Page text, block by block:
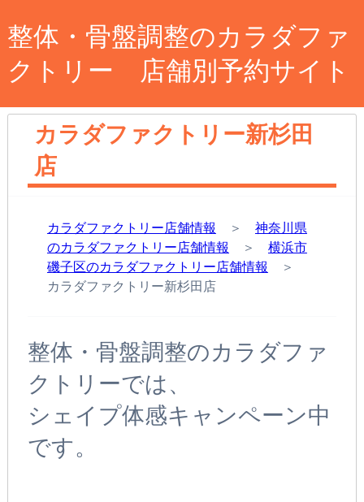
整体・骨盤調整のカラダファ
クトリー 店舗別予約サイト
カラダファクトリー新杉田
店
カラダファクトリー店舗情報 ＞ 神奈川県
のカラダファクトリー店舗情報
＞ 横浜市
磯子区のカラダファクトリー店舗情報
＞
カラダファクトリー新杉田店
整体・骨盤調整のカラダファ
クトリーでは、
シェイプ体感キャンペーン中
です。